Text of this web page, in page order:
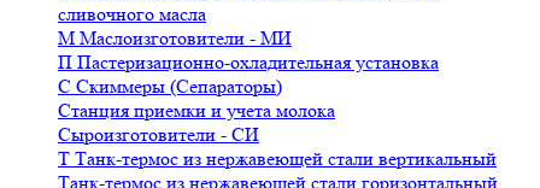
сливочного масла
М Маслоизготовители - МИ
П Пастеризационно-охладительная установка
С Скиммеры (Сепараторы)
Станция приемки и учета молока
Сыроизготовители - СИ
Т Танк-термос из нержавеющей стали вертикальный
Танк-термос из нержавеющей стали горизонтальный